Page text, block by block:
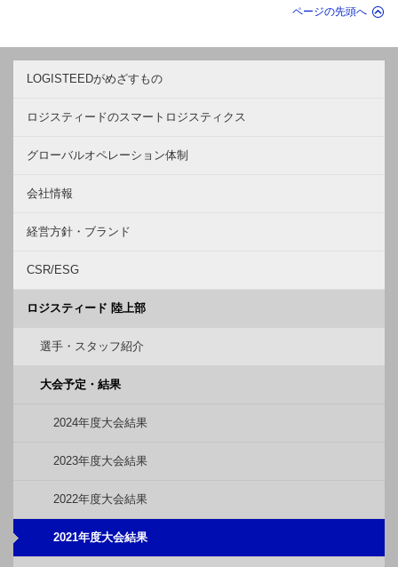
ページの先頭へ
LOGISTEEDがめざすもの
ロジスティードのスマートロジスティクス
グローバルオペレーション体制
会社情報
経営方針・ブランド
CSR/ESG
ロジスティード 陸上部
選手・スタッフ紹介
大会予定・結果
2024年度大会結果
2023年度大会結果
2022年度大会結果
2021年度大会結果